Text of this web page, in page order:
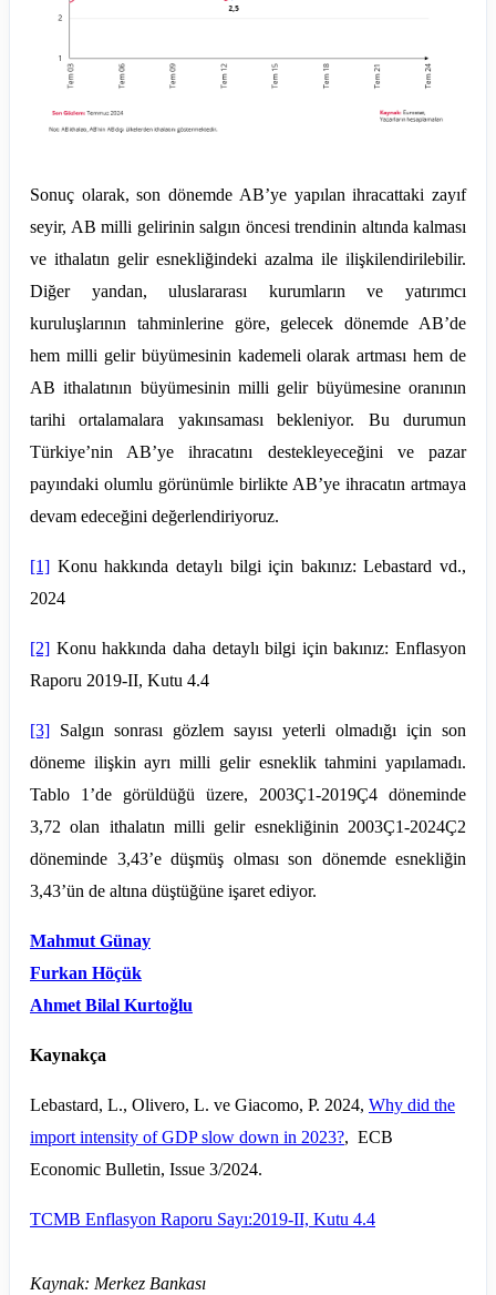
Sonuç olarak, son dönemde AB’ye yapılan ihracattaki zayıf
seyir, AB milli gelirinin salgın öncesi trendinin altında kalması
ve ithalatın gelir esnekliğindeki azalma ile ilişkilendirilebilir.
Diğer yandan, uluslararası kurumların ve yatırımcı
kuruluşlarının tahminlerine göre, gelecek dönemde AB’de
hem milli gelir büyümesinin kademeli olarak artması hem de
AB ithalatının büyümesinin milli gelir büyümesine oranının
tarihi ortalamalara yakınsaması bekleniyor. Bu durumun
Türkiye’nin AB’ye ihracatını destekleyeceğini ve pazar
payındaki olumlu görünümle birlikte AB’ye ihracatın artmaya
devam edeceğini değerlendiriyoruz.
[1] Konu hakkında detaylı bilgi için bakınız: Lebastard vd.,
2024
[2] Konu hakkında daha detaylı bilgi için bakınız: Enflasyon
Raporu 2019-II, Kutu 4.4
[3] Salgın sonrası gözlem sayısı yeterli olmadığı için son
döneme ilişkin ayrı milli gelir esneklik tahmini yapılamadı.
Tablo 1’de görüldüğü üzere, 2003Ç1-2019Ç4 döneminde
3,72 olan ithalatın milli gelir esnekliğinin 2003Ç1-2024Ç2
döneminde 3,43’e düşmüş olması son dönemde esnekliğin
3,43’ün de altına düştüğüne işaret ediyor.
Mahmut Günay
Furkan Höçük
Ahmet Bilal Kurtoğlu
Kaynakça
Lebastard, L., Olivero, L. ve Giacomo, P. 2024, Why did the
import intensity of GDP slow down in 2023?, ECB
Economic Bulletin, Issue 3/2024.
TCMB Enflasyon Raporu Sayı:2019-II, Kutu 4.4
Kaynak: Merkez Bankası